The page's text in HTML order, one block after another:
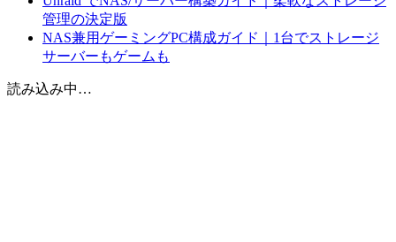
管理の決定版
NAS兼用ゲーミングPC構成ガイド｜1台でストレージ
サーバーもゲームも
読み込み中…